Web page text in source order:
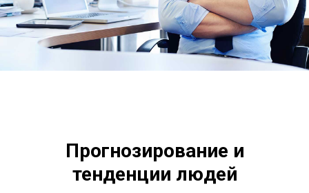
Прогнозирование и
тенденции людей